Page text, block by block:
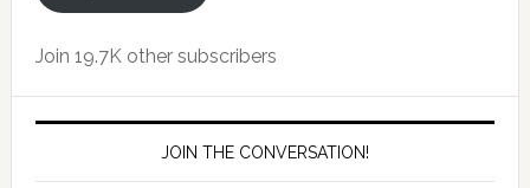
Join 19.7K other subscribers
JOIN THE CONVERSATION!